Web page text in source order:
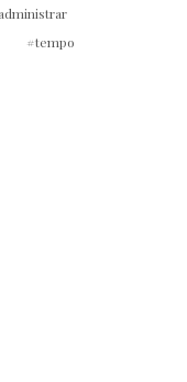
administrar
tempo